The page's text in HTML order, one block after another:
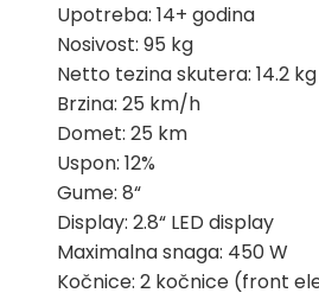
je:
659,00 KM.
589,00
Upotreba: 14+ godina
Nosivost: 95 kg
Netto tezina skutera: 14.2 kg
Brzina: 25 km/h
Domet: 25 km
Uspon: 12%
Gume: 8“
Display: 2.8“ LED display
Maximalna snaga: 450 W
Kočnice: 2 kočnice (front